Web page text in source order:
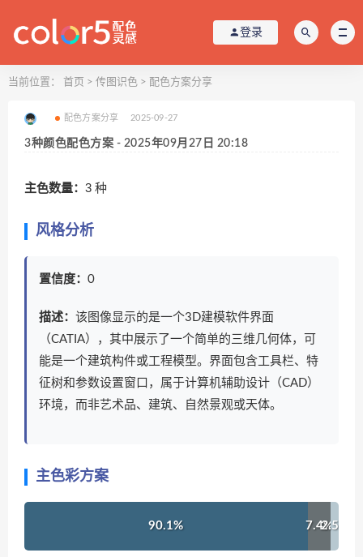
登录
当前位置： 首页 > 传图识色 > 配色方案分享
配色方案分享 2025-09-27
3种颜色配色方案 - 2025年09月27日 20:18
主色数量： 3 种
风格分析
置信度： 0
描述： 该图像显示的是一个3D建模软件界面
（CATIA），其中展示了一个简单的三维几何体，可
能是一个建筑构件或工程模型。界面包含工具栏、特
征树和参数设置窗口，属于计算机辅助设计（CAD）
环境，而非艺术品、建筑、自然景观或天体。
主色彩方案
90.1% 7.4%2.5%